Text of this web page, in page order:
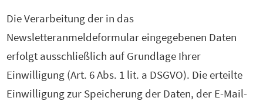
Die Verarbeitung der in das
Newsletteranmeldeformular eingegebenen Daten
erfolgt ausschließlich auf Grundlage Ihrer
Einwilligung (Art. 6 Abs. 1 lit. a DSGVO). Die erteilte
Einwilligung zur Speicherung der Daten, der E-Mail-